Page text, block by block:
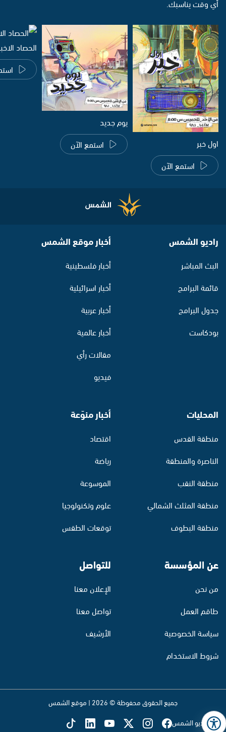
أي وقت يناسبك.
اول خبر
استمع الآن
يوم جديد
استمع الآن
الحصاد
راديو الشمس
البث المباشر
قائمة البرامج
جدول البرامج
بودكاست
أخبار موقع الشمس
أخبار فلسطينية
أخبار اسرائيلية
أخبار عربية
أخبار عالمية
مقالات رأي
فيديو
المحليات
منطقة القدس
الناصرة والمنطقة
منطقة النقب
منطقة المثلث الشمالي
منطقة البطوف
أخبار منوّعة
اقتصاد
رياضة
الموسوعة
علوم وتكنولوجيا
توقعات الطقس
عن المؤسسة
من نحن
طاقم العمل
سياسة الخصوصية
شروط الاستخدام
للتواصل
الإعلان معنا
تواصل معنا
الأرشيف
جميع الحقوق محفوظة © 2026 | موقع الشمس
تابع راديو الشمس